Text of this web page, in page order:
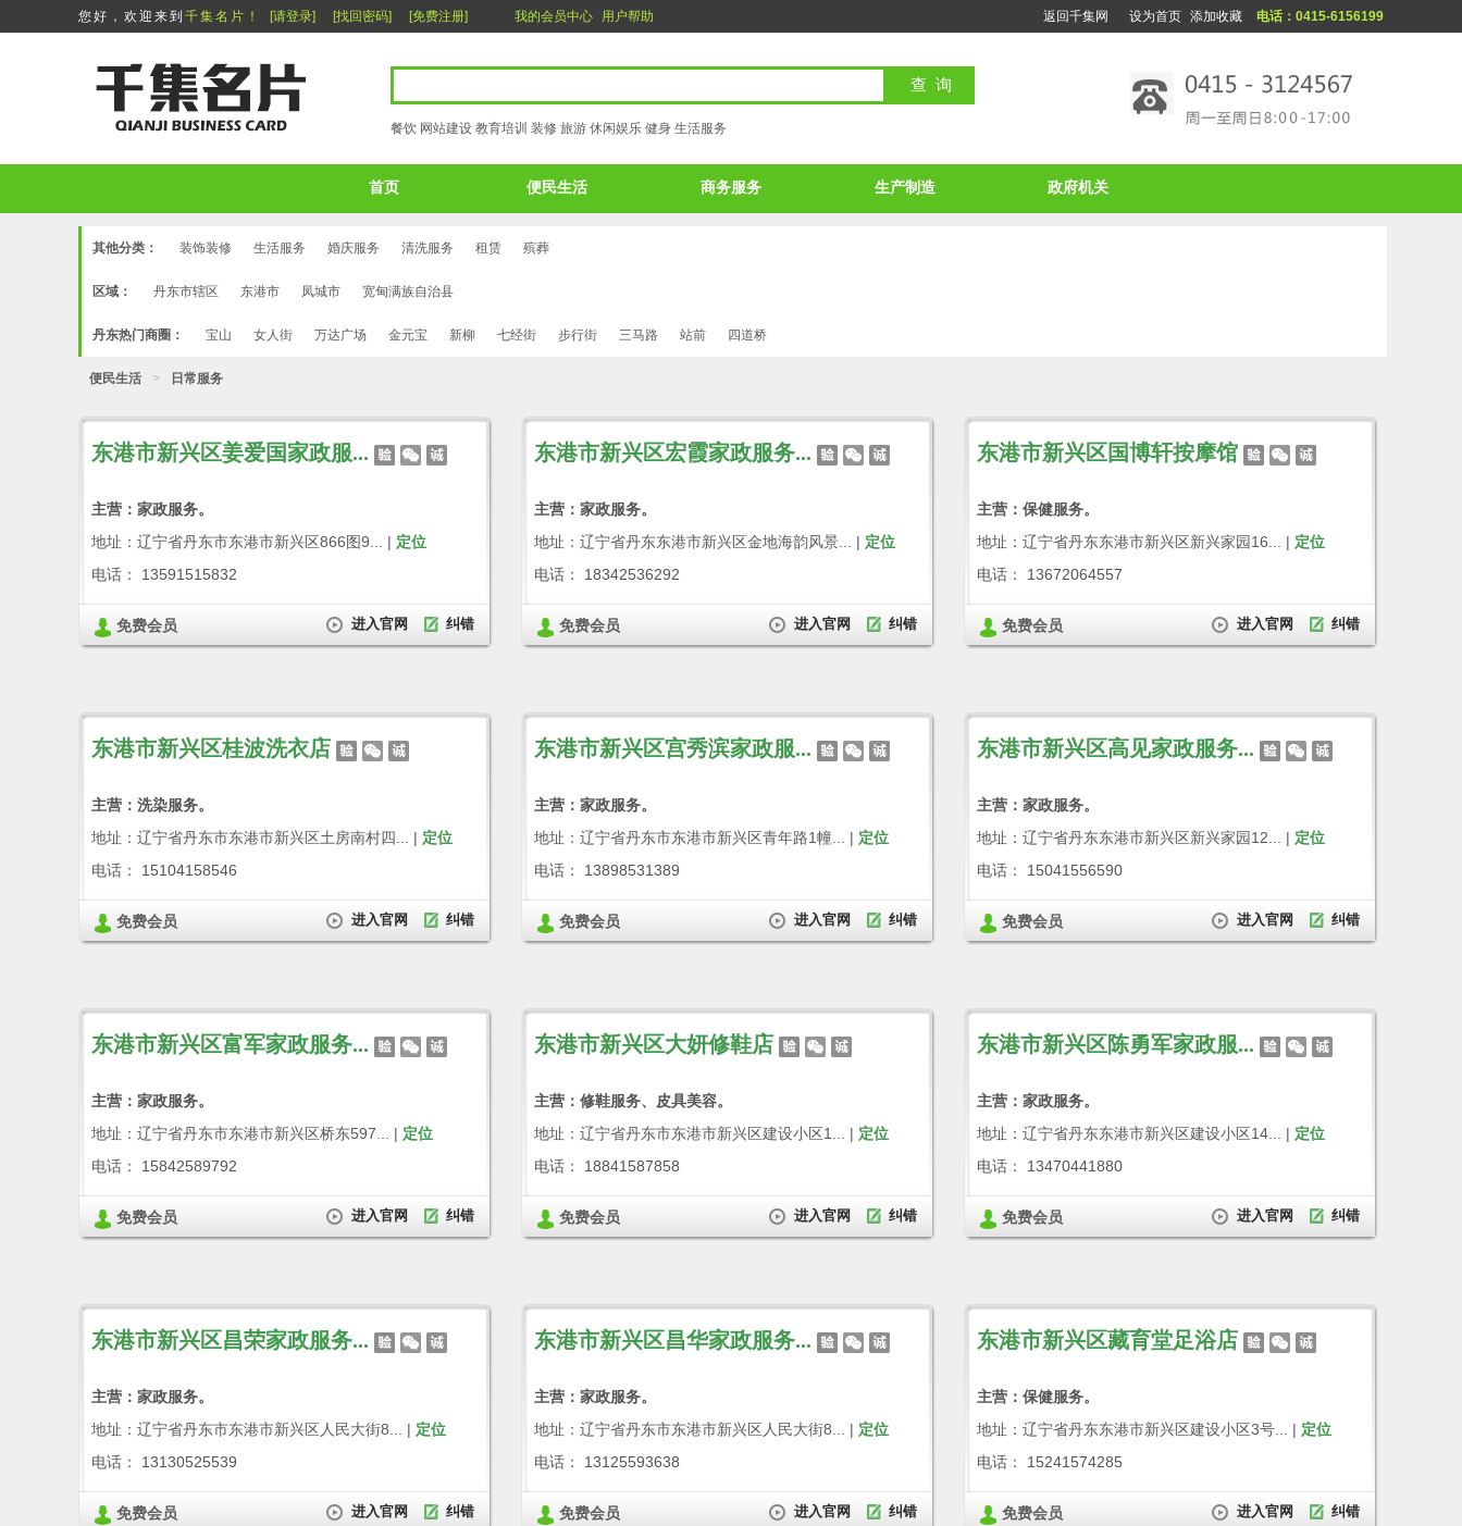
您好，欢迎来到 千集名片！ [请登录] [找回密码] [免费注册] 我的会员中心 用户帮助 返回千集网 设为首页 添加收藏 电话：0415-6156199
餐饮 网站建设 教育培训 装修 旅游 休闲娱乐 健身 生活服务
首页 便民生活 商务服务 生产制造 政府机关
其他分类： 装饰装修 生活服务 婚庆服务 清洗服务 租赁 殡葬
区域： 丹东市辖区 东港市 凤城市 宽甸满族自治县
丹东热门商圈： 宝山 女人街 万达广场 金元宝 新柳 七经街 步行街 三马路 站前 四道桥
便民生活 > 日常服务
东港市新兴区姜爱国家政服...
主营：家政服务。
地址：辽宁省丹东市东港市新兴区866图9... | 定位
电话： 13591515832
免费会员 进入官网 纠错
东港市新兴区宏霞家政服务...
主营：家政服务。
地址：辽宁省丹东东港市新兴区金地海韵风景... | 定位
电话： 18342536292
免费会员 进入官网 纠错
东港市新兴区国博轩按摩馆
主营：保健服务。
地址：辽宁省丹东东港市新兴区新兴家园16... | 定位
电话： 13672064557
免费会员 进入官网 纠错
东港市新兴区桂波洗衣店
主营：洗染服务。
地址：辽宁省丹东市东港市新兴区土房南村四... | 定位
电话： 15104158546
免费会员 进入官网 纠错
东港市新兴区宫秀滨家政服...
主营：家政服务。
地址：辽宁省丹东市东港市新兴区青年路1幢... | 定位
电话： 13898531389
免费会员 进入官网 纠错
东港市新兴区高见家政服务...
主营：家政服务。
地址：辽宁省丹东东港市新兴区新兴家园12... | 定位
电话： 15041556590
免费会员 进入官网 纠错
东港市新兴区富军家政服务...
主营：家政服务。
地址：辽宁省丹东市东港市新兴区桥东597... | 定位
电话： 15842589792
免费会员 进入官网 纠错
东港市新兴区大妍修鞋店
主营：修鞋服务、皮具美容。
地址：辽宁省丹东市东港市新兴区建设小区1... | 定位
电话： 18841587858
免费会员 进入官网 纠错
东港市新兴区陈勇军家政服...
主营：家政服务。
地址：辽宁省丹东东港市新兴区建设小区14... | 定位
电话： 13470441880
免费会员 进入官网 纠错
东港市新兴区昌荣家政服务...
主营：家政服务。
地址：辽宁省丹东市东港市新兴区人民大街8... | 定位
电话： 13130525539
免费会员 进入官网 纠错
东港市新兴区昌华家政服务...
主营：家政服务。
地址：辽宁省丹东市东港市新兴区人民大街8... | 定位
电话： 13125593638
免费会员 进入官网 纠错
东港市新兴区藏育堂足浴店
主营：保健服务。
地址：辽宁省丹东东港市新兴区建设小区3号... | 定位
电话： 15241574285
免费会员 进入官网 纠错